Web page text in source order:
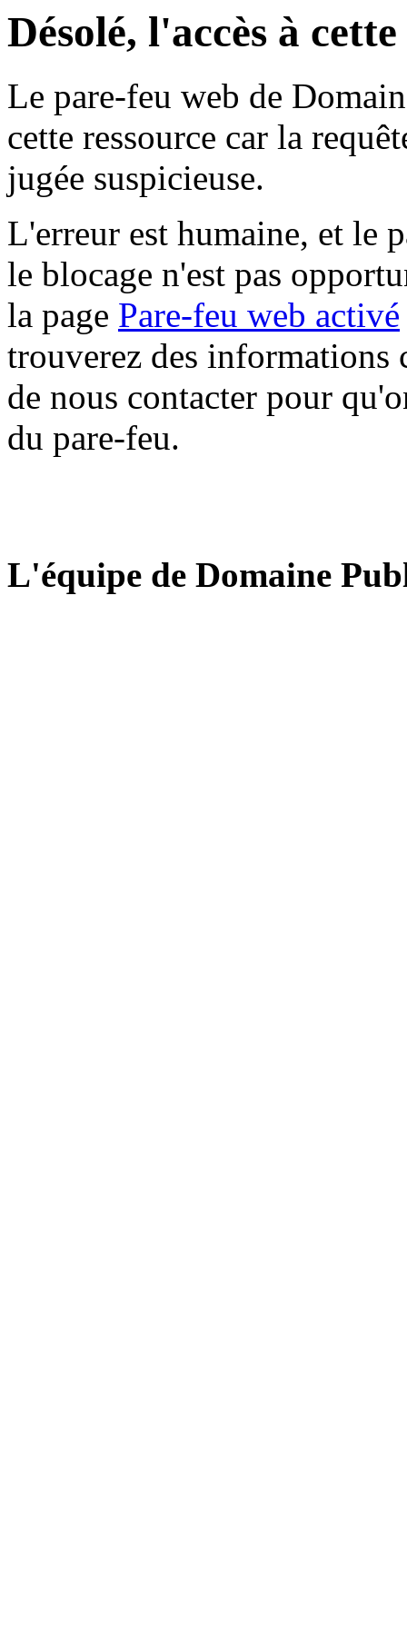
Désolé, l'accès à
Le pare-feu web de
cette ressource car la
jugée suspicieuse.
L'erreur est humaine, et le
le blocage n'est pas
la page Pare-feu web activé
trouverez des informations
de nous contacter pour
du pare-feu.
L'équipe de Domaine